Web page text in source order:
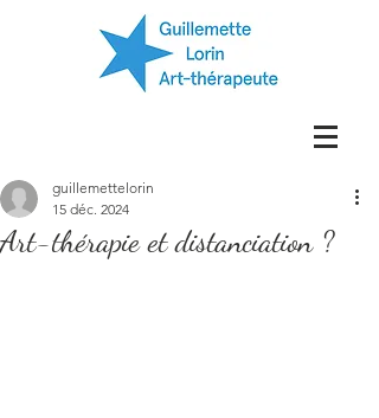
Art-thérapie et distanciation ?
guillemettelorin
15 déc. 2024